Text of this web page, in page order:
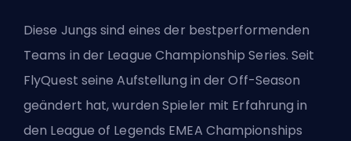
Diese Jungs sind eines der bestperformenden
Teams in der League Championship Series. Seit
FlyQuest seine Aufstellung in der Off-Season
geändert hat, wurden Spieler mit Erfahrung in
den League of Legends EMEA Championships